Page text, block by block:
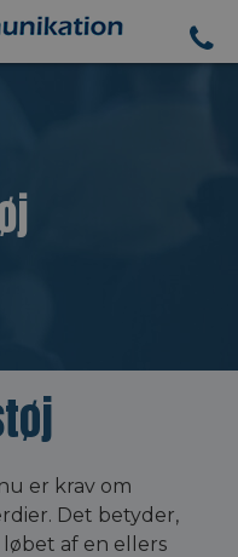
er krav om
Det betyder,
af en ellers